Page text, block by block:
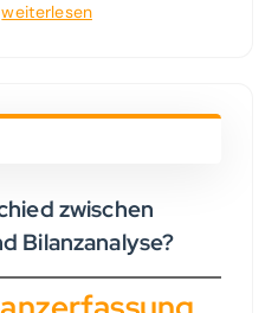
weiterlesen
zwischen
Bilanzanalyse?